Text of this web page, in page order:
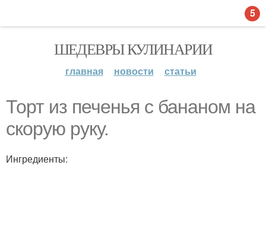
ШЕДЕВРЫ КУЛИНАРИИ
главная новости статьи
Торт из печенья с бананом на
скорую руку.
Ингредиенты:
5